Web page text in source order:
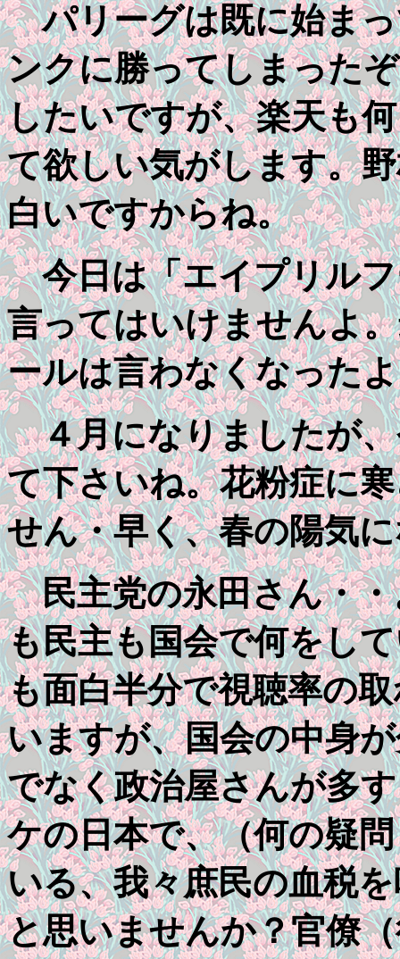
パリーグは既に始まっ
ンクに勝ってしまった
したいですが、楽天も
て欲しい気がします。
白いですからね。
今日は「エイプリルフ
言ってはいけませんよ
ールは言わなくなった
４月になりましたが
て下さいね。花粉症に
せん・早く、春の陽気
民主党の永田さん・・
も民主も国会で何をし
も面白半分で視聴率の
いますが、国会の中身
でなく政治屋さんが多
ケの日本で、（何の疑
いる、我々庶民の血税
と思いませんか？官僚